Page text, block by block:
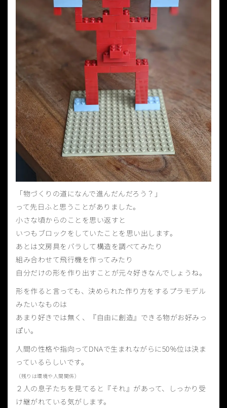
「物づくりの道になんで進んだんだろう？」
って先日ふと思うことがありました。
小さな頃からのことを思い返すと
いつもブロックをしていたことを思い出します。
あとは文房具をバラして構造を調べてみたり
組み合わせて飛行機を作ってみたり
自分だけの形を作り出すことが元々好きなんでしょうね。
形を作ると言っても、決められた作り方をするプラモデル
みたいなものは
あまり好きでは無く、『自由に創造』できる物がお好みっ
ぽい。
人間の性格や指向ってDNAで生まれながらに50％位は決ま
っているらしいです。
（残りは環境や人間関係）
２人の息子たちを見てると『それ』があって、しっかり受
け継がれている気がします。